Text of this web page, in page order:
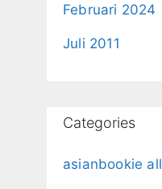
Februari 2024
Juli 2011
Categories
asianbookie all